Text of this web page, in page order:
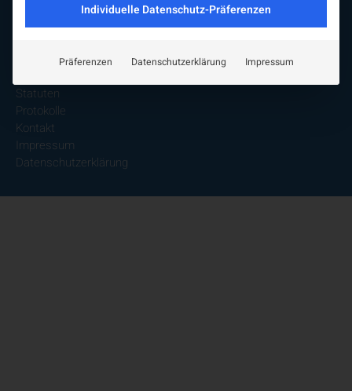
Fördermitglieder
Neurologiereport
Statuten
Protokolle
Kontakt
Impressum
Datenschutzerklärung
Individuelle Datenschutz-Präferenzen
Präferenzen Datenschutzerklärung Impressum